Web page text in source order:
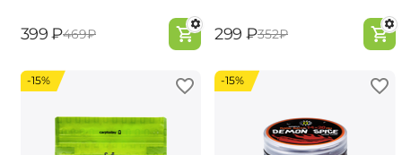
‍399‍ ₽‍469‍₽ ‍299‍ ₽‍352‍₽
-15% -15%